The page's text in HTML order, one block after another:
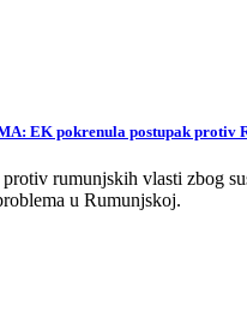
EK pokrenula postupak protiv
rumunjskih vlasti zbog
u Rumunjskoj.